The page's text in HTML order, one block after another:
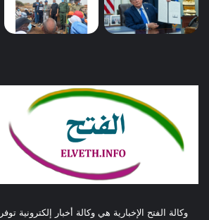
وكالة الفتح الإخبارية هي وكالة أخبار إلكترونية